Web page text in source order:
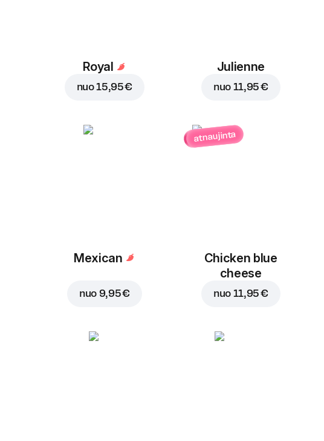
Royal
nuo15,95 €
Julienne
nuo 11,95 €
Mexican
nuo 9,95 €
atnaujinta
Chicken blue
cheese
nuo 11,95 €